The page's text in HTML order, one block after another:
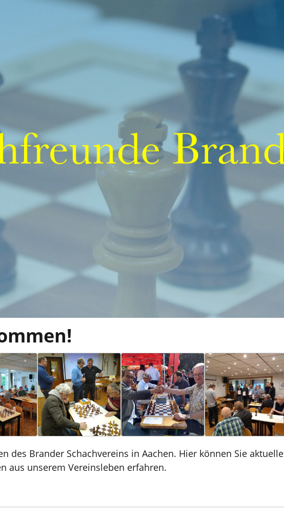
des Brander Schachvereins in Aachen. Hier können Sie aktuelle
aus unserem Vereinsleben erfahren.